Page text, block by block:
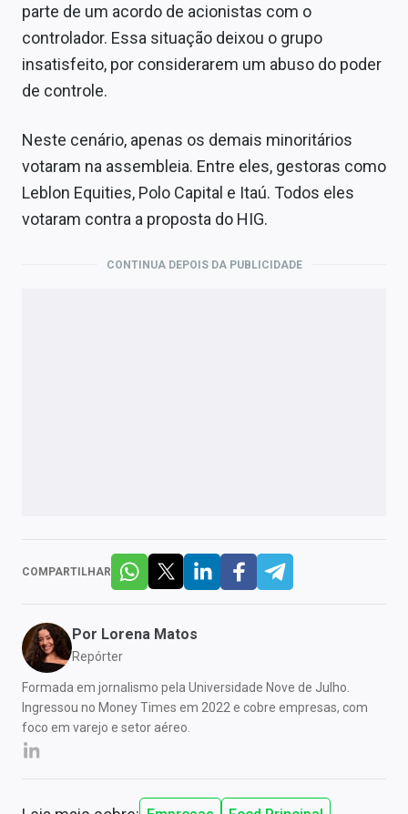
parte de um acordo de acionistas com o
controlador. Essa situação deixou o grupo
insatisfeito, por considerarem um abuso do poder
de controle.
Neste cenário, apenas os demais minoritários
votaram na assembleia. Entre eles, gestoras como
Leblon Equities, Polo Capital e Itaú. Todos eles
votaram contra a proposta do HIG.
CONTINUA DEPOIS DA PUBLICIDADE
COMPARTILHAR
Por Lorena Matos
Repórter
Formada em jornalismo pela Universidade Nove de Julho.
Ingressou no Money Times em 2022 e cobre empresas, com
foco em varejo e setor aéreo.